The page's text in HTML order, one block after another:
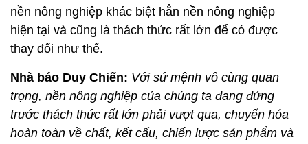
nền nông nghiệp khác biệt hẳn nền nông nghiệp
hiện tại và cũng là thách thức rất lớn để có được
thay đổi như thế.
Nhà báo Duy Chiến: Với sứ mệnh vô cùng quan
trọng, nền nông nghiệp của chúng ta đang đứng
trước thách thức rất lớn phải vượt qua, chuyển hóa
hoàn toàn về chất, kết cấu, chiến lược sản phẩm và